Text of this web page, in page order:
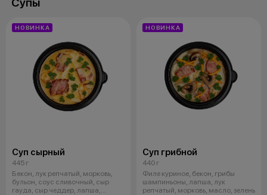
НОВИНКА
Суп сырный
445 г
Бекон, лук репчатый, морковь,
бульон, соус сливочный, сыр
гауда, сыр чеддер, лапша,
НОВИНКА
Суп грибной
440 г
Филе куриное, бекон, грибы
шампиньоны, лапша, лук
репчатый, морковь, масло, зелень